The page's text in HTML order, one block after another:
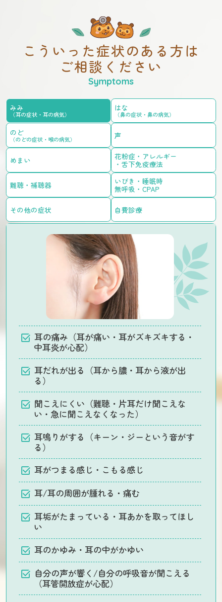
こういった症状のある方は
ご相談ください
みみ
（耳の症状・耳の病気）
はな
（鼻の症状・鼻の病気）
のど
（のどの症状・喉の病気） 声
めまい
花粉症・アレルギー
・舌下免疫療法
難聴・補聴器
いびき・睡眠時
無呼吸・CPAP
その他の症状 自費診療
耳の痛み（耳が痛い・耳がズキズキする・
中耳炎が心配）
耳だれが出る（耳から膿・耳から液が出
る）
聞こえにくい（難聴・片耳だけ聞こえな
い・急に聞こえなくなった）
耳鳴りがする（キーン・ジーという音がす
る）
耳がつまる感じ・こもる感じ
耳/耳の周囲が腫れる・痛む
耳垢がたまっている・耳あかを取ってほし
い
耳のかゆみ・耳の中がかゆい
自分の声が響く/自分の呼吸音が聞こえる
（耳管開放症が心配）